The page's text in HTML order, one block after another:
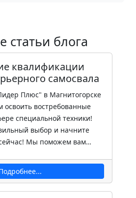
статьи блога
квалификации
самосвала
Плюс" в Магнитогорске
освоить востребованные
специальной техники!
выбор и начните
Мы поможем вам…